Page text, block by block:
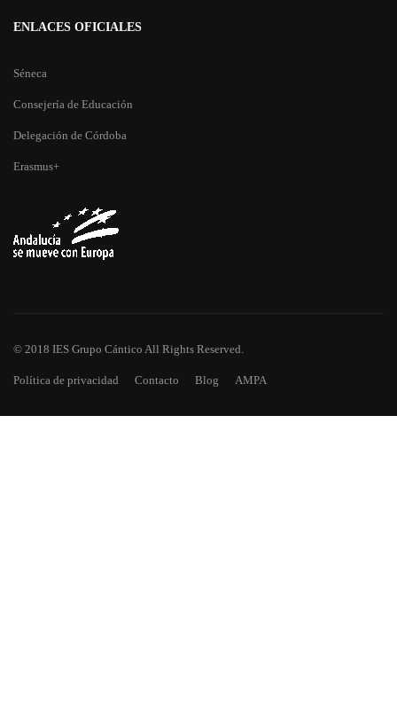
ENLACES OFICIALES
Séneca
Consejería de Educación
Delegación de Córdoba
Erasmus+
© 2018 IES Grupo Cántico All Rights Reserved.
Política de privacidad Contacto Blog AMPA